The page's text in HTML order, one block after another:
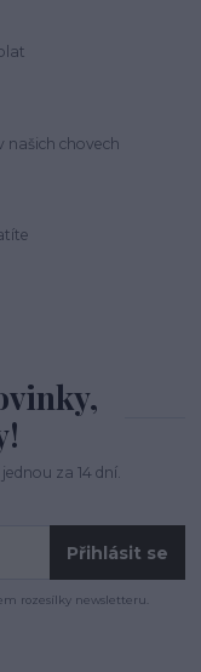
chovech
za 14 dní.
Přihlásit se
rozesílky newsletteru.